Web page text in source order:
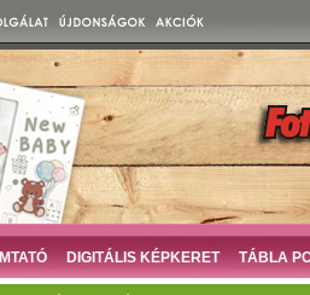
DIGITÁLIS KÉPKERET TÁBLA